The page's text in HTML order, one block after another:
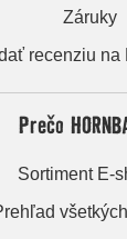
Záruky
recenziu na
Prečo
Sortiment E-